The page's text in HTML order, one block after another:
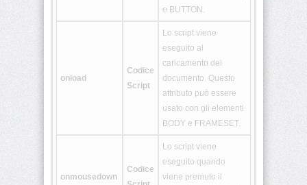
e BUTTON.
onload
Codice
Script
Lo script viene
eseguito al
caricamento del
documento. Questo
attributo può essere
usato con gli elementi
BODY e FRAMESET.
onmousedown
Codice
Lo script viene
eseguito quando
viene premuto il